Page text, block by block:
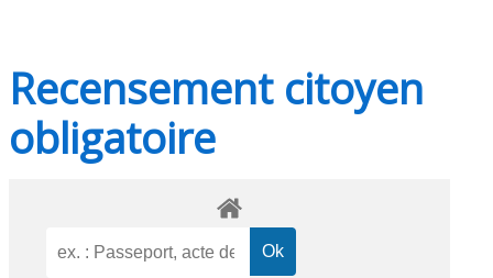
Recensement citoyen
obligatoire